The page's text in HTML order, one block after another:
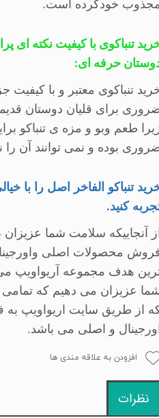
خودکرده است.
تنباکوی با کیفیت نکته ای
حرفه ای:
تنباکوی معتبر و با کیفیت
برای قلیان دوستان
طعم وبو و مزه ی تنباکو
بوده و نمی توانند آن را
تنباکو الفاخر اصل را با
کنید.
آنجاییکه سلامت شما عزیزان
محصولات اصلی
هدف مجموعه آریواویپ می
عزیزان می دهیم که تمامی
از طریق سایت اریواویپ
و اصلی می باشد.
افزودن به علاقه مندی ها
نظرات